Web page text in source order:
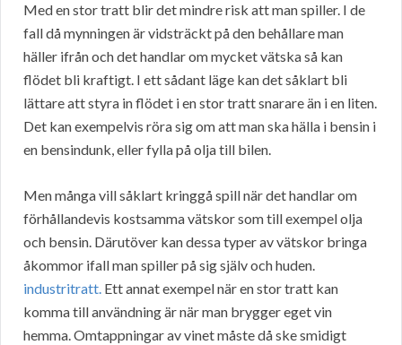
Med en stor tratt blir det mindre risk att man spiller. I de
fall då mynningen är vidsträckt på den behållare man
häller ifrån och det handlar om mycket vätska så kan
flödet bli kraftigt. I ett sådant läge kan det såklart bli
lättare att styra in flödet i en stor tratt snarare än i en liten.
Det kan exempelvis röra sig om att man ska hälla i bensin i
en bensindunk, eller fylla på olja till bilen.
Men många vill såklart kringgå spill när det handlar om
förhållandevis kostsamma vätskor som till exempel olja
och bensin. Därutöver kan dessa typer av vätskor bringa
åkommor ifall man spiller på sig själv och huden.
industritratt. Ett annat exempel när en stor tratt kan
komma till användning är när man brygger eget vin
hemma. Omtappningar av vinet måste då ske smidigt